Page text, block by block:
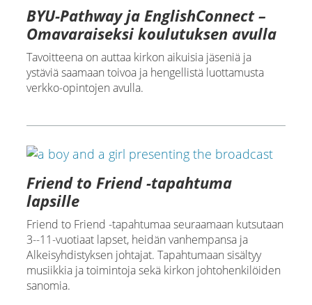
BYU-Pathway ja EnglishConnect –
Omavaraiseksi koulutuksen avulla
Tavoitteena on auttaa kirkon aikuisia jäseniä ja
ystäviä saamaan toivoa ja hengellistä luottamusta
verkko-opintojen avulla.
Friend to Friend -tapahtuma
lapsille
Friend to Friend -tapahtumaa seuraamaan kutsutaan
3--11-vuotiaat lapset, heidän vanhempansa ja
Alkeisyhdistyksen johtajat. Tapahtumaan sisältyy
musiikkia ja toimintoja sekä kirkon johtohenkilöiden
sanomia.